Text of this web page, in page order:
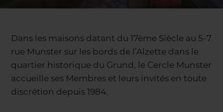
Dans les maisons datant du 17ème Siècle au 5-7
rue Munster sur les bords de l’Alzette dans le
quartier historique du Grund, le Cercle Munster
accueille ses Membres et leurs invités en toute
discrétion depuis 1984.